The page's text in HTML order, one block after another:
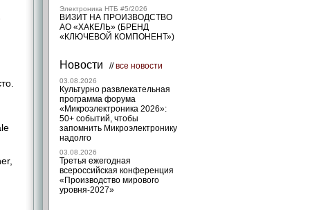
Электроника НТБ #5/2026
ВИЗИТ НА ПРОИЗВОДСТВО
АО «ХАКЕЛЬ» (БРЕНД
«КЛЮЧЕВОЙ КОМПОНЕНТ»)
Новости //все новости
03.08.2026
Культурно развлекательная
программа форума
«Микроэлектроника 2026»:
50+ событий, чтобы
запомнить Микроэлектронику
надолго
03.08.2026
Третья ежегодная
всероссийская конференция
«Производство мирового
уровня-2027»